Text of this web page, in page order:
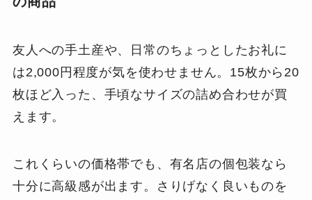
友人への手土産や、日常のちょっとしたお礼に
は2,000円程度が気を使わせません。15枚から20
枚ほど入った、手頃なサイズの詰め合わせが買
えます。
これくらいの価格帯でも、有名店の個包装なら
十分に高級感が出ます。さりげなく良いものを